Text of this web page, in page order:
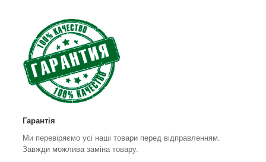
Гарантія
Ми перевіряємо усі наші товари перед відправленням.
Завжди можлива заміна товару.